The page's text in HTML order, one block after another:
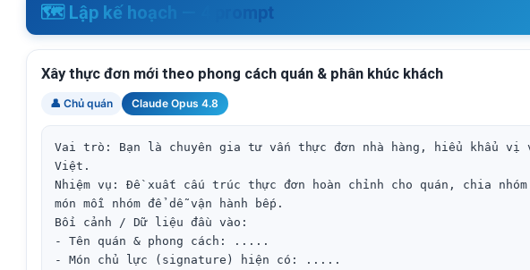
🗺️ Lập kế hoạch — 4 prompt
Xây thực đơn mới theo phong cách quán & phân khúc khách
👤 Chủ quán Claude Opus 4.8
Vai trò: Bạn là chuyên gia tư vấn thực đơn nhà hàng, hiểu khẩu vị
Việt.
Nhiệm vụ: Đề xuất cấu trúc thực đơn hoàn chỉnh cho quán, chia
món mỗi nhóm để dễ vận hành bếp.
Bối cảnh / Dữ liệu đầu vào:
- Tên quán & phong cách: .....
- Món chủ lực (signature) hiện có: .....